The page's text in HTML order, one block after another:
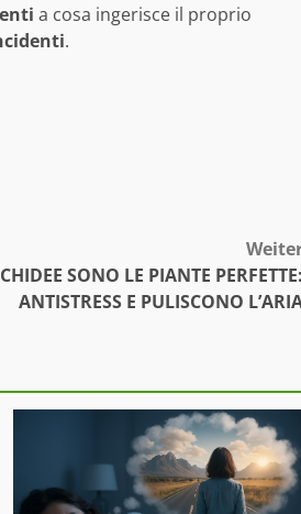
a cosa ingerisce il proprio
.
SONO LE PIANTE
ANTISTRESS E PULISCONO